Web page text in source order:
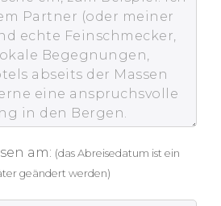
am: (das Abreisedatum ist ein
geändert werden)